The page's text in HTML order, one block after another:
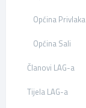
Općina Privlaka
Općina Sali
Članovi LAG-a
Tijela LAG-a